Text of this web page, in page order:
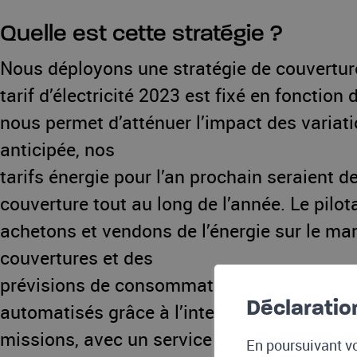
Quelle est cette stratégie ?
Nous déployons une stratégie de
tarif d’électricité 2023 est fixé en fonction
nous permet d’atténuer l’impact des
anticipée, nos
tarifs énergie pour l’an prochain seraient
couverture tout au long de l’année. Le
achetons et vendons de l’énergie sur le
couvertures et des
prévisions de consommation. Ces calculs
automatisés grâce à l’intelligence
missions, avec un service de piquet 24
En poursuivant